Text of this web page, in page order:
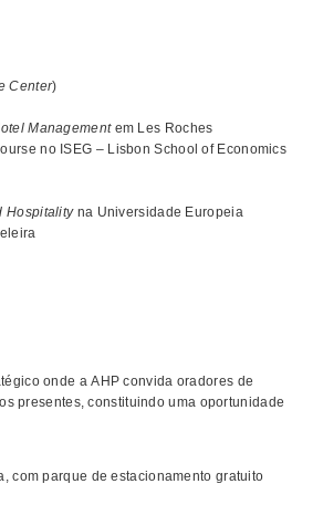
Center)
Managementem Les Roches
no ISEG – Lisbon School of Economics
Hospitalityna Universidade Europeia
onde a AHP convida oradores de
presentes, constituindo uma oportunidade
com parque de estacionamento gratuito